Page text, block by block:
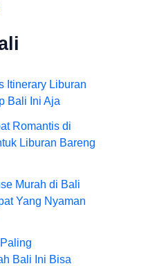
Itinerary Liburan
Bali Ini Aja
Romantis di
Liburan Bareng
Murah di Bali
Yang Nyaman
Bali Ini Bisa